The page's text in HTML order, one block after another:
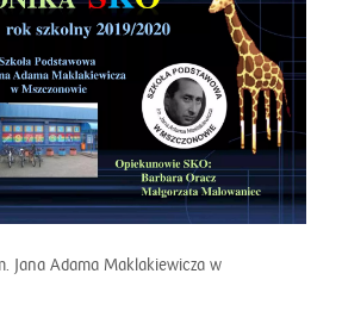
Jana Adama Maklakiewicza w